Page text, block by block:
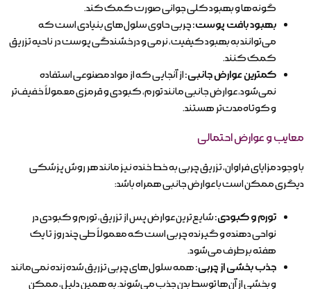
گونه‌ها و بهبود کلی جوانی صورت کمک کند.
بهبود بافت پوست:چربی حاوی سلول‌های بنیادی است که
می‌توانند به بهبود کیفیت، نرمی و درخشندگی پوست در ناحیه تزریق
کمک کنند.
کمترین عوارض جانبی:از آنجایی که از مواد مصنوعی استفاده
نمی‌شود، عوارض جانبی مانند تورم، کبودی و قرمزی معمولاً خفیف‌تر
و کوتاه‌مدت‌تر هستند.
معایب و عوارض احتمالی
با وجود مزایای فراوان، تزریق چربی به خط خنده نیز مانند هر روش پزشکی
دیگری ممکن است با عوارض جانبی همراه باشد:
تورم و کبودی:شایع‌ترین عوارض پس از تزریق، تورم و کبودی در
نواحی دهنده و گیرنده چربی است که معمولاً طی چند روز تا یک
هفته برطرف می‌شود.
جذب بخشی از چربی:همه سلول‌های چربی تزریق شده زنده نمی‌مانند
و بخشی از آن‌ها توسط بدن جذب می‌شوند. به همین دلیل، ممکن